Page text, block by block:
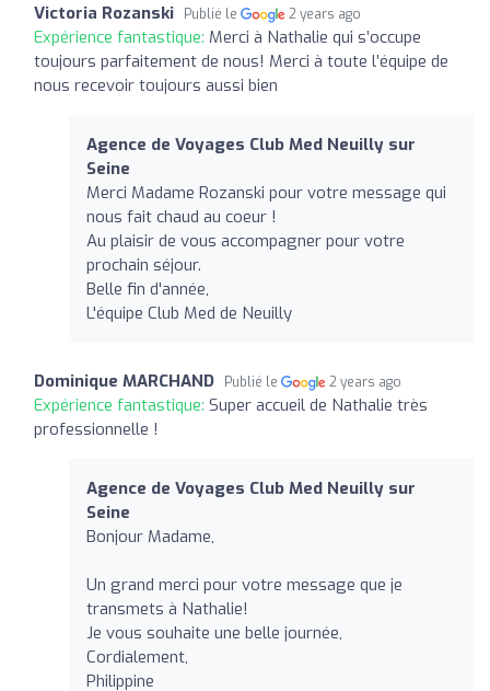
Victoria Rozanski Publié le 2 years ago
Expérience fantastique: Merci à Nathalie qui s’occupe
toujours parfaitement de nous! Merci à toute l’équipe de
nous recevoir toujours aussi bien
Agence de Voyages Club Med Neuilly sur
Seine
Merci Madame Rozanski pour votre message qui
nous fait chaud au coeur !
Au plaisir de vous accompagner pour votre
prochain séjour.
Belle fin d'année,
L'équipe Club Med de Neuilly
Dominique MARCHAND Publié le 2 years ago
Expérience fantastique: Super accueil de Nathalie très
professionnelle !
Agence de Voyages Club Med Neuilly sur
Seine
Bonjour Madame,
Un grand merci pour votre message que je
transmets à Nathalie!
Je vous souhaite une belle journée,
Cordialement,
Philippine